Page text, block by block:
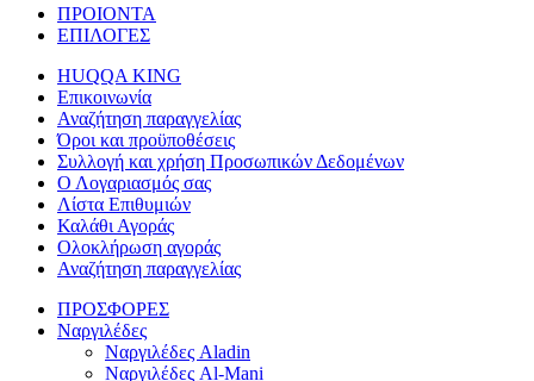
ΠΡΟΙΟΝΤΑ
ΕΠΙΛΟΓΕΣ
HUQQA KING
Επικοινωνία
Αναζήτηση παραγγελίας
Όροι και προϋποθέσεις
Συλλογή και χρήση Προσωπικών Δεδομένων
Ο Λογαριασμός σας
Λίστα Επιθυμιών
Καλάθι Αγοράς
Ολοκλήρωση αγοράς
Αναζήτηση παραγγελίας
ΠΡΟΣΦΟΡΕΣ
Ναργιλέδες
Ναργιλέδες Aladin
Ναργιλέδες Al-Mani